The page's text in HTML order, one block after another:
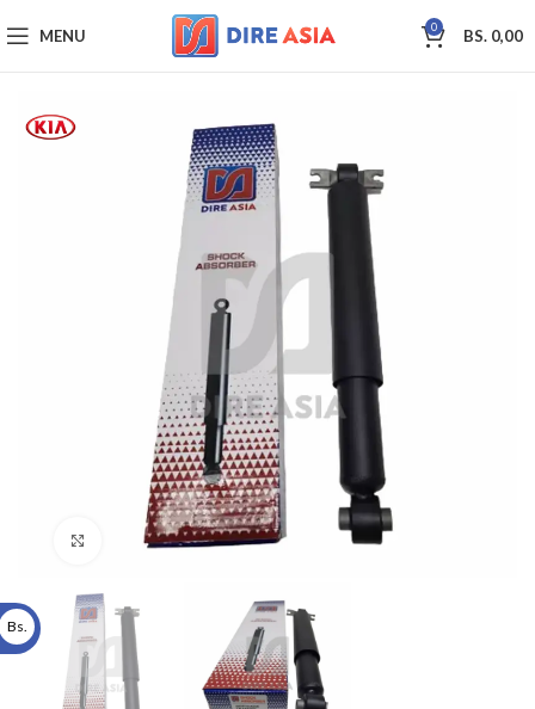
MENU 0 BS. 0,00
Click to enlarge
Bs.